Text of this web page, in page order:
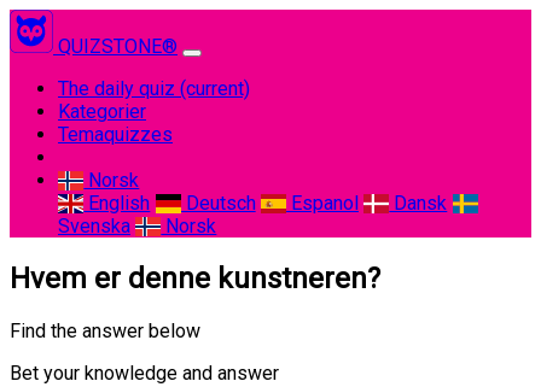
QUIZSTONE®
The daily quiz (current)
Kategorier
Temaquizzes
Norsk
English
Deutsch Espanol
Dansk
Svenska
Norsk
Hvem er denne kunstneren?
Find the answer below
Bet your knowledge and answer